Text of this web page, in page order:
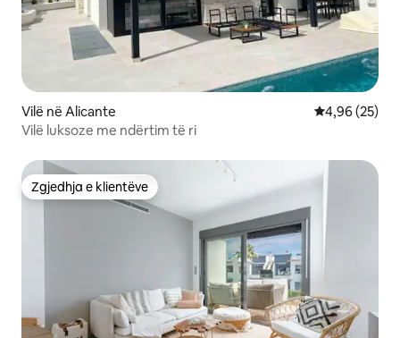
Vilë në Alicante Vlerësimi
4,96 (25)
Vilë luksoze me ndërtim të ri
Zgjedhja e klientëve
Zgjedhja e klientëve